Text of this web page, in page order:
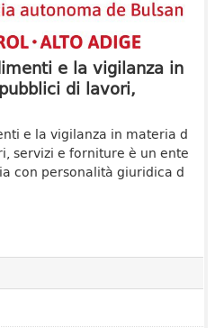
e la vigilanza in
di lavori,
e la vigilanza in materia d
servizi e forniture è un ente
con personalità giuridica d